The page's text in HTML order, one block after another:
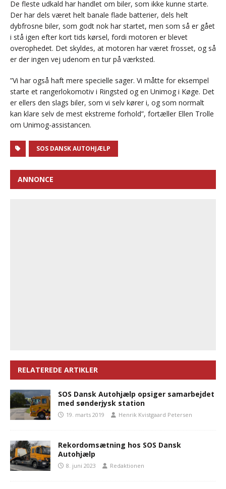
De fleste udkald har handlet om biler, som ikke kunne starte.
Der har dels været helt banale flade batterier, dels helt
dybfrosne biler, som godt nok har startet, men som så er gået
i stå igen efter kort tids kørsel, fordi motoren er blevet
overophedet. Det skyldes, at motoren har været frosset, og så
er der ingen vej udenom en tur på værksted.
”Vi har også haft mere specielle sager. Vi måtte for eksempel
starte et rangerlokomotiv i Ringsted og en Unimog i Køge. Det
er ellers den slags biler, som vi selv kører i, og som normalt
kan klare selv de mest ekstreme forhold”, fortæller Ellen Trolle
om Unimog-assistancen.
SOS DANSK AUTOHJÆLP
ANNONCE
RELATEREDE ARTIKLER
SOS Dansk Autohjælp opsiger samarbejdet
med sønderjysk station
19. marts 2019 Henrik Kvistgaard Petersen
Rekordomsætning hos SOS Dansk
Autohjælp
8. juni 2023 Redaktionen